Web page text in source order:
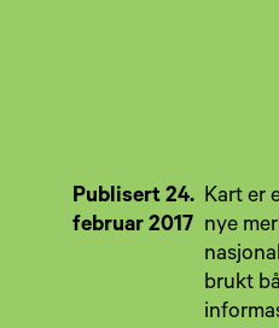
Publisert 24.
februar 2017
Kart er
nye
brukt